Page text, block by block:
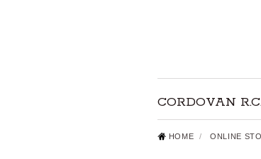
CORDOVAN
HOME / ONLINE